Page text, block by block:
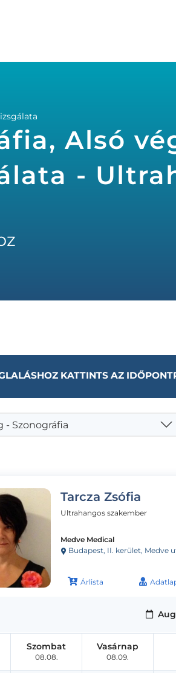
Alsó
-
KATTINTS AZ
- Szonográfia
Tarcza Zsófia
Ultrahangos szakember
Medve Medical
Budapest, II. kerület, Medve
Árlista
Szombat
08.08.
Vasárnap
08.09.